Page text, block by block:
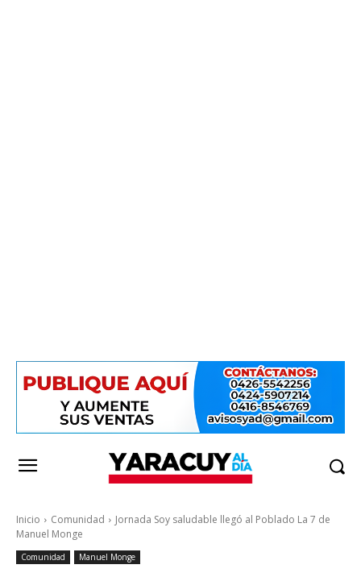
Inicio Comunidad
Jornada Soy saludable llegó al Poblado La 7 de
Manuel Monge
Comunidad Manuel Monge